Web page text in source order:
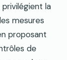
la
mesures
proposant
de